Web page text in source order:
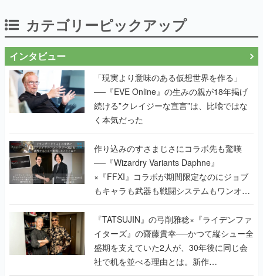
カテゴリーピックアップ
インタビュー
「現実より意味のある仮想世界を作る」
──『EVE Online』の生みの親が18年掲げ
続ける”クレイジーな宣言”は、比喩ではな
く本気だった
作り込みのすさまじさにコラボ先も驚嘆
──『Wizardry Variants Daphne』
×『FFXI』コラボが期間限定なのにジョブ
もキャラも武器も戦闘システムもワンオフ
で作り込まれた理由を両ディレクターに聞
く
『TATSUJIN』の弓削雅稔×『ライデンファ
イターズ』の齋藤貴幸──かつて縦シュー全
盛期を支えていた2人が、30年後に同じ会
社で机を並べる理由とは。新作